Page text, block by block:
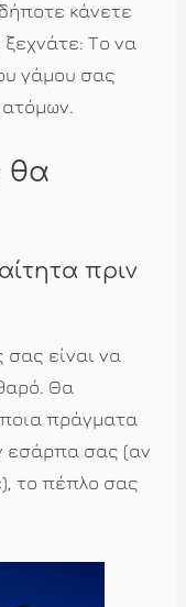
κάνετε
Το να
γάμου σας
ατόμων.
θα
πριν
σας είναι να
Θα
πράγματα
εσάρπα σας (αν
το πέπλο σας